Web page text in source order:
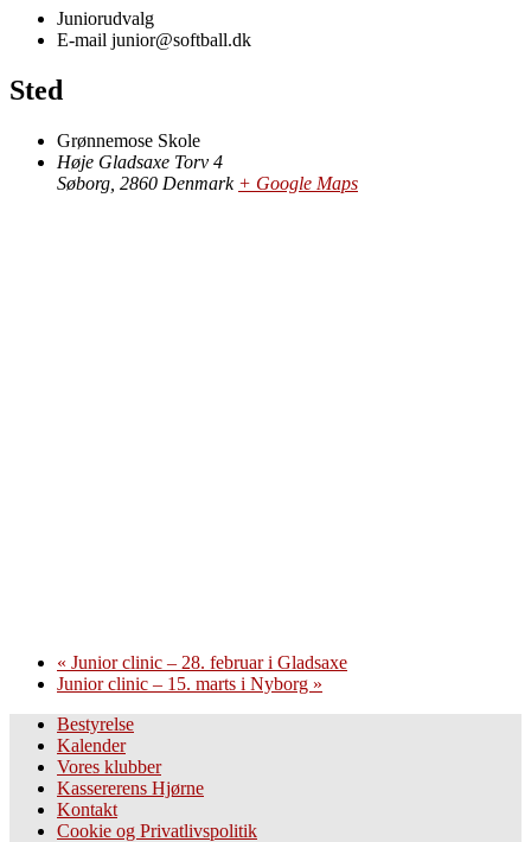
Juniorudvalg
E-mail junior@softball.dk
Sted
Grønnemose Skole
Høje Gladsaxe Torv 4
Søborg 2860 Denmark + Google Maps
« Junior clinic – 28. februar i Gladsaxe
Junior clinic – 15. marts i Nyborg »
Bestyrelse
Kalender
Vores klubber
Kassererens Hjørne
Kontakt
Cookie og Privatlivspolitik